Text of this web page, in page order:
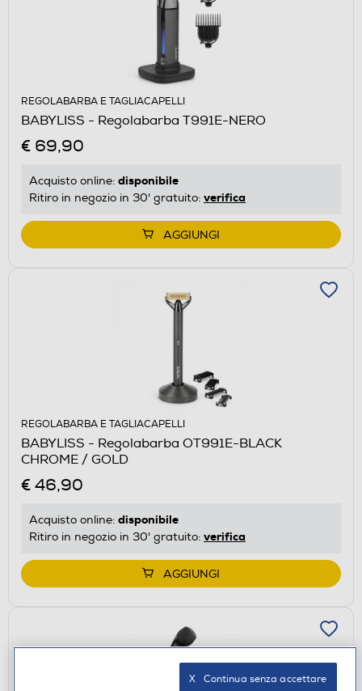
REGOLABARBA E TAGLIACAPELLI
BABYLISS - Regolabarba T991E-NERO
€ 69,90
Acquisto online: disponibile
Ritiro in negozio in 30' gratuito: verifica
AGGIUNGI
REGOLABARBA E TAGLIACAPELLI
BABYLISS - Regolabarba OT991E-BLACK
CHROME / GOLD
€ 46,90
Acquisto online: disponibile
Ritiro in negozio in 30' gratuito: verifica
AGGIUNGI
X   Continua senza accettare